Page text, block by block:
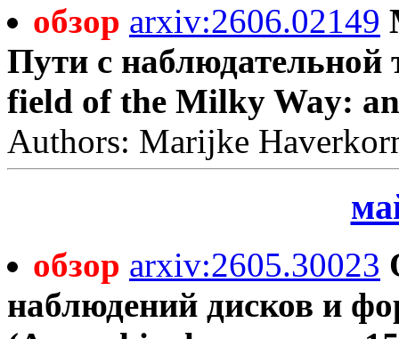
обзор arxiv:2606.02149
Пути с наблюдательной
field of the Milky Way:
Authors: Marijke
обзор arxiv:2605.30023
наблюдений дисков и